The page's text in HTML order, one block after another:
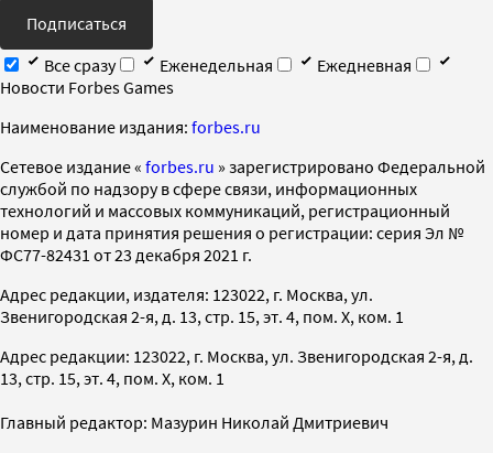
Подписаться
Все сразу
Еженедельная
Ежедневная
Новости Forbes Games
Наименование издания: forbes.ru
Cетевое издание « forbes.ru » зарегистрировано Федеральной
службой по надзору в сфере связи, информационных
технологий и массовых коммуникаций, регистрационный
номер и дата принятия решения о регистрации: серия Эл №
ФС77-82431 от 23 декабря 2021 г.
Адрес редакции, издателя: 123022, г. Москва, ул.
Звенигородская 2-я, д. 13, стр. 15, эт. 4, пом. X, ком. 1
Адрес редакции: 123022, г. Москва, ул. Звенигородская 2-я, д.
13, стр. 15, эт. 4, пом. X, ком. 1
Главный редактор: Мазурин Николай Дмитриевич